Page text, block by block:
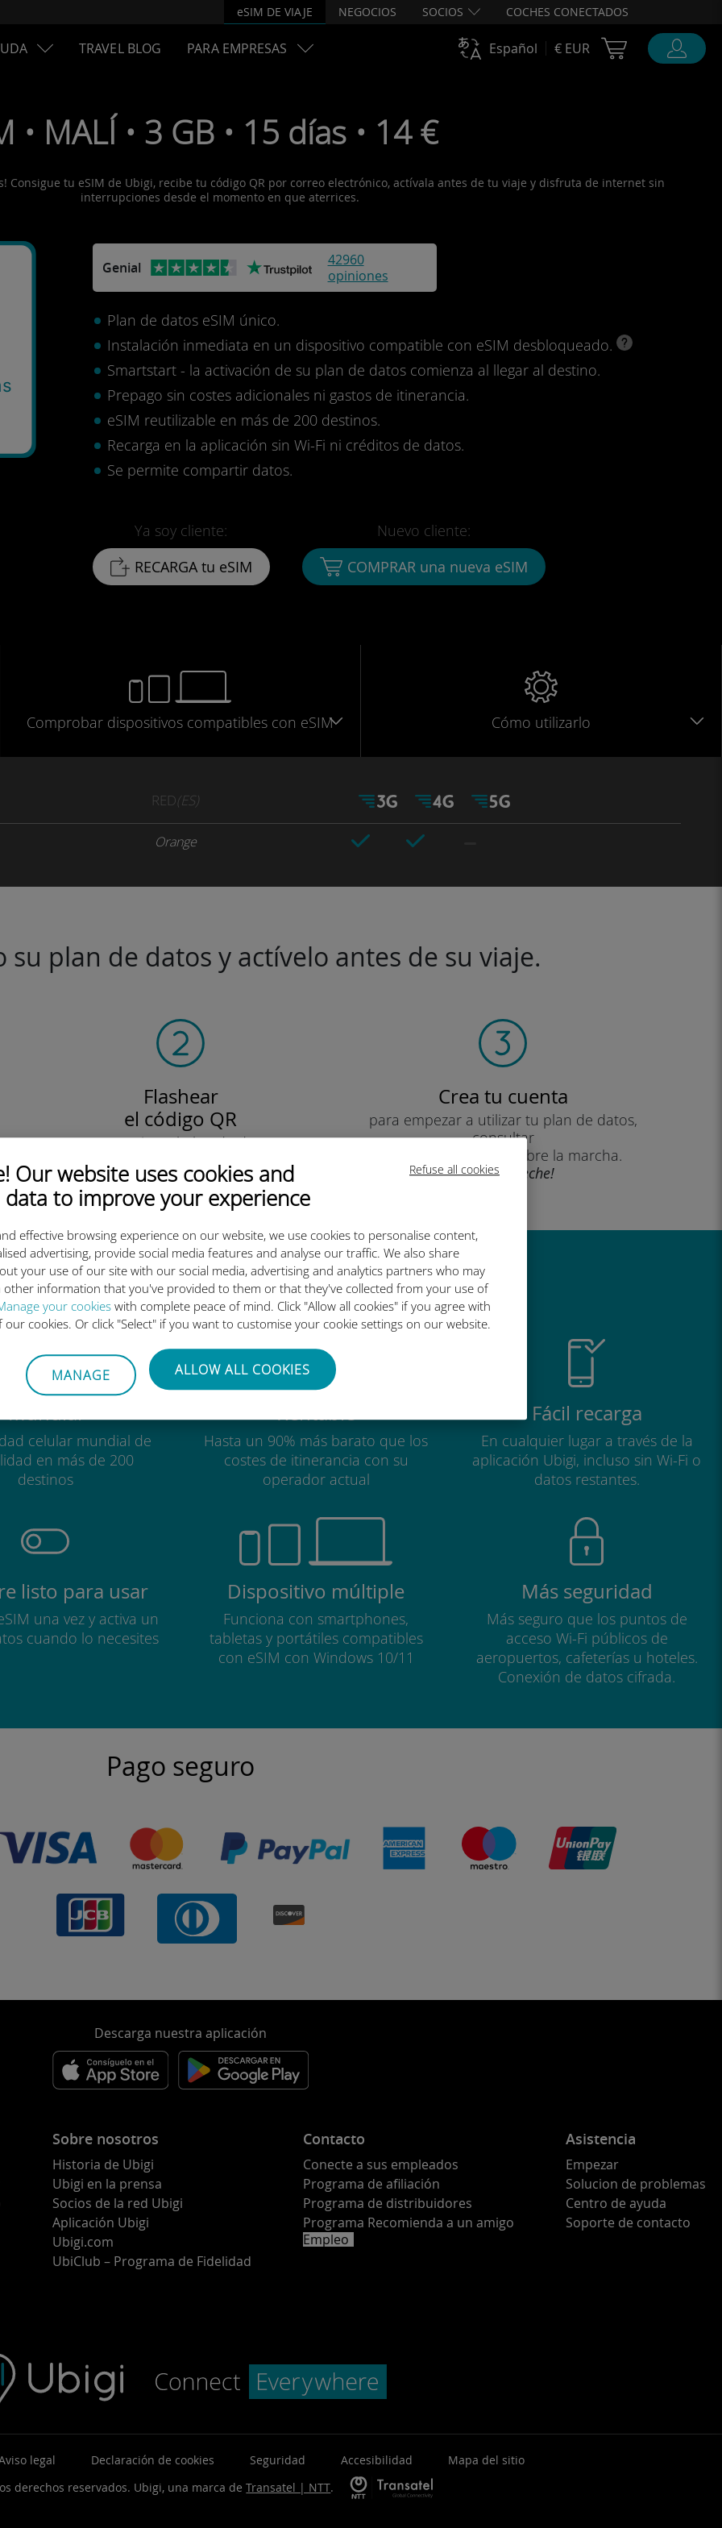
Refuse all cookies
Our website uses cookies and
data to improve your experience
effective browsing experience on our website, we use cookies to personalise content,
advertising, provide social media features and analyse our traffic. We also share
your use of our site with our social media, advertising and analytics partners who may
other information that you've provided to them or that they've collected from your use of
your cookies with complete peace of mind. Click "Allow all cookies" if you agree with
cookies. Or click "Select" if you want to customise your cookie settings on our website.
MANAGE ALLOW ALL COOKIES
eSIM DE VIAJE NEGOCIOS SOCIOS COCHES CONECTADOS
TRAVEL BLOG PARA EMPRESAS Español € EUR Cart Ubigi
• MALÍ • 3 GB • 15 días • 14 €
Consigue tu eSIM de Ubigi, recibe tu código QR por correo electrónico, actívala antes de tu viaje y disfruta de internet sin
interrupciones desde el momento en que aterrices.
Genial
42960
opiniones
Plan de datos eSIM único.
Instalación inmediata en un dispositivo compatible con eSIM desbloqueado.
Smartstart - la activación de su plan de datos comienza al llegar al destino.
Prepago sin costes adicionales ni gastos de itinerancia.
eSIM reutilizable en más de 200 destinos.
Recarga en la aplicación sin Wi-Fi ni créditos de datos.
Se permite compartir datos.
Ya soy cliente:
RECARGA tu eSIM
Nuevo cliente:
COMPRAR una nueva eSIM
Comprobar dispositivos compatibles con eSIM Cómo utilizarlo
RED(ES)
Orange
su plan de datos y actívelo antes de su viaje.
Flashear
el código QR
para activar el plan de datos
e instalar la Ubigi eSIM.
¡Simple!
Crea tu cuenta
para empezar a utilizar tu plan de datos,
consultar
tu saldo y recargar sobre la marcha.
¡Que aproveche!
tan buena la eSIM internacional de Ubigi
Mundial
celular mundial de
en más de 200
destinos
Rentable
Hasta un 90% más barato que los
costes de itinerancia con su
operador actual
Fácil recarga
En cualquier lugar a través de la
aplicación Ubigi, incluso sin Wi-Fi o
datos restantes.
listo para usar
una vez y activa un
cuando lo necesites
Dispositivo múltiple
Funciona con smartphones,
tabletas y portátiles compatibles
con eSIM con Windows 10/11
Más seguridad
Más seguro que los puntos de
acceso Wi-Fi públicos de
aeropuertos, cafeterías u hoteles.
Conexión de datos cifrada.
Pago seguro
Descarga nuestra aplicación
Sobre nosotros
Historia de Ubigi
Ubigi en la prensa
Socios de la red Ubigi
Aplicación Ubigi
Ubigi.com
UbiClub – Programa de Fidelidad
Contacto
Conecte a sus empleados
Programa de afiliación
Programa de distribuidores
Programa Recomienda a un amigo
Empleo
Asistencia
Empezar
Solucion de problemas
Centro de ayuda
Soporte de contacto
legal Declaración de cookies Seguridad Accesibilidad
Mapa del sitio
derechos reservados. Ubigi, una marca deTransatel | NTT.